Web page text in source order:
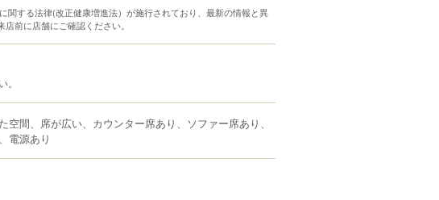
関する法律(改正健康増進法）が施行されており、最新の情報と異
前に店舗にご確認ください。
空間、席が広い、カウンター席あり、ソファー席あり、
電源あり